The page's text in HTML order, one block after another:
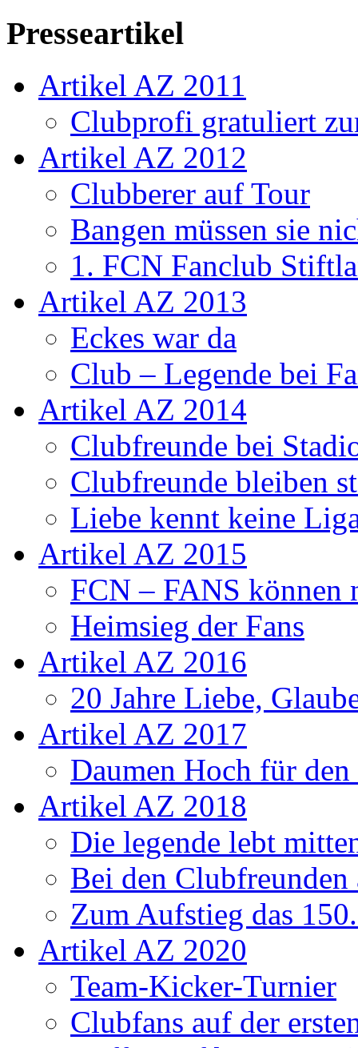
Presseartikel
Artikel AZ 2011
Clubprofi gratuliert
Artikel AZ 2012
Clubberer auf Tour
Bangen müssen sie
1. FCN Fanclub
Artikel AZ 2013
Eckes war da
Club – Legende bei
Artikel AZ 2014
Clubfreunde bei
Clubfreunde bleiben
Liebe kennt keine
Artikel AZ 2015
FCN – FANS können
Heimsieg der Fans
Artikel AZ 2016
20 Jahre Liebe,
Artikel AZ 2017
Daumen Hoch für
Artikel AZ 2018
Die legende lebt
Bei den
Zum Aufstieg das
Artikel AZ 2020
Team-Kicker-Turnier
Clubfans auf der